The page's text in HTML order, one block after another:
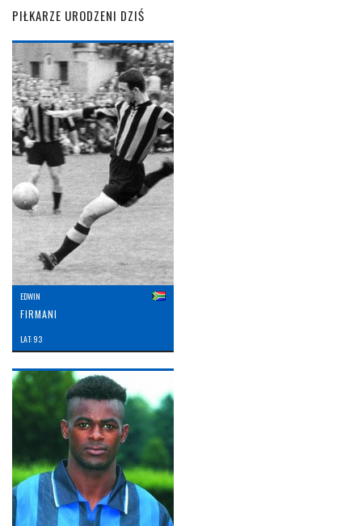
PIŁKARZE URODZENI DZIŚ
EDWIN
FIRMANI
LAT: 93